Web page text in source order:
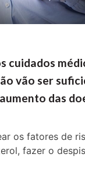
cuidados
vão ser
das
os fatores de
fazer o